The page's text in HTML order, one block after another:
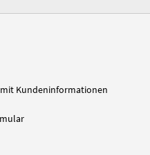
Kundeninformationen